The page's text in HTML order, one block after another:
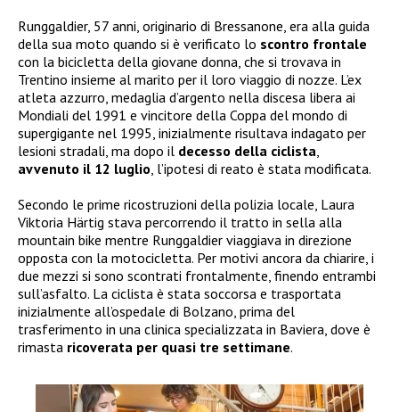
Runggaldier, 57 anni, originario di Bressanone, era alla guida
della sua moto quando si è verificato lo scontro frontale
con la bicicletta della giovane donna, che si trovava in
Trentino insieme al marito per il loro viaggio di nozze. L’ex
atleta azzurro, medaglia d’argento nella discesa libera ai
Mondiali del 1991 e vincitore della Coppa del mondo di
supergigante nel 1995, inizialmente risultava indagato per
lesioni stradali, ma dopo il decesso della ciclista
avvenuto il 12 luglio , l’ipotesi di reato è stata modificata.
Secondo le prime ricostruzioni della polizia locale, Laura
Viktoria Härtig stava percorrendo il tratto in sella alla
mountain bike mentre Runggaldier viaggiava in direzione
opposta con la motocicletta. Per motivi ancora da chiarire, i
due mezzi si sono scontrati frontalmente, finendo entrambi
sull’asfalto. La ciclista è stata soccorsa e trasportata
inizialmente all’ospedale di Bolzano, prima del
trasferimento in una clinica specializzata in Baviera, dove è
rimasta ricoverata per quasi tre settimane.